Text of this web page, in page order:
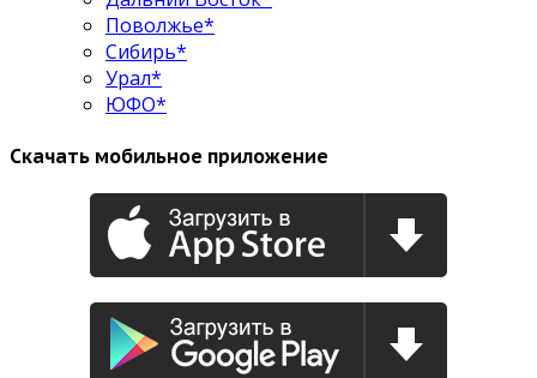
Поволжье*
Сибирь*
Урал*
ЮФО*
Скачать мобильное приложение